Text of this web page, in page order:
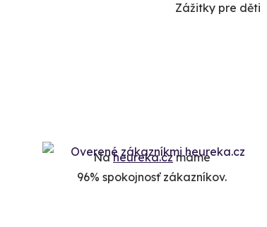
Zážitky pre děti
Naheureka.czmáme
96% spokojnosť zákazníkov.